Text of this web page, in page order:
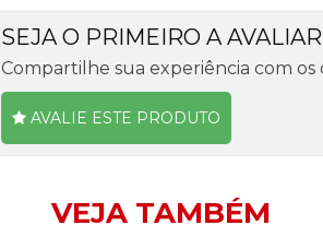
SEJA O PRIMEIRO A AVALIAR
Compartilhe sua experiência com os
AVALIE ESTE PRODUTO
VEJA TAMBÉM